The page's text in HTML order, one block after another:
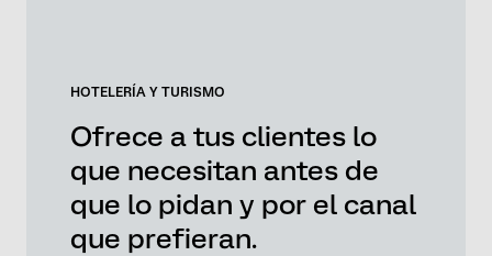
HOTELERÍA Y TURISMO
Ofrece a tus clientes lo
que necesitan antes de
que lo pidan y por el canal
que prefieran.